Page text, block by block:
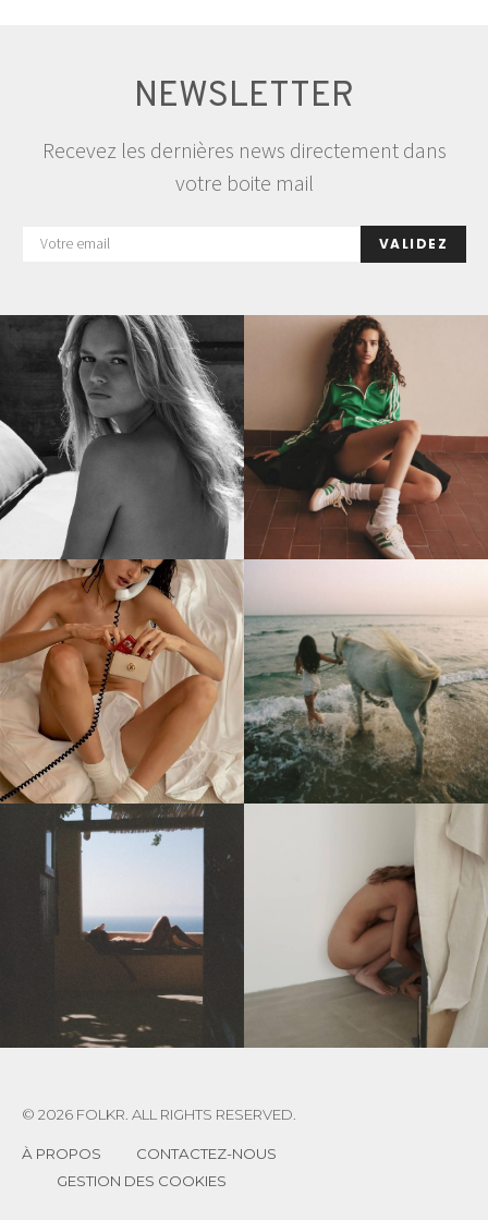
NEWSLETTER
Recevez les dernières news directement dans
votre boite mail
VALIDEZ
© 2026 FOLKR. ALL RIGHTS RESERVED.
À PROPOS
CONTACTEZ-NOUS
GESTION DES COOKIES